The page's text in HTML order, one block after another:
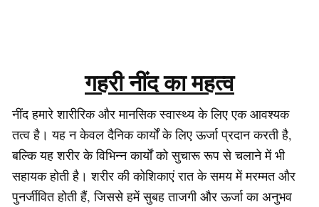
गहरी नींद का महत्व
नींद हमारे शारीरिक और मानसिक स्वास्थ्य के लिए एक आवश्यक
तत्व है। यह न केवल दैनिक कार्यों के लिए ऊर्जा प्रदान करती है,
बल्कि यह शरीर के विभिन्न कार्यों को सुचारू रूप से चलाने में भी
सहायक होती है। शरीर की कोशिकाएं रात के समय में मरम्मत और
पुनर्जीवित होती हैं, जिससे हमें सुबह ताजगी और ऊर्जा का अनुभव